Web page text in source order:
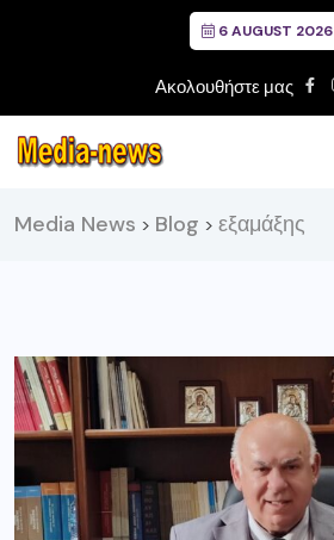
6 AUGUST 2026
Ακολουθήστε μας
Media News > Blog > εξαμάξης